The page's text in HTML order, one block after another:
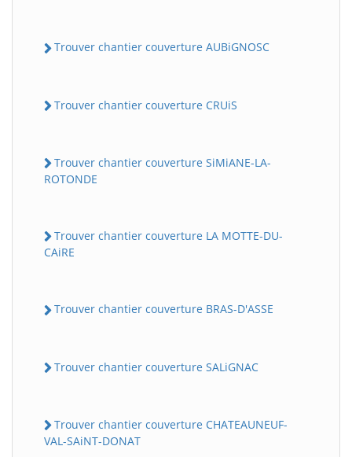
Trouver chantier couverture AUBiGNOSC
Trouver chantier couverture CRUiS
Trouver chantier couverture SiMiANE-LA-
ROTONDE
Trouver chantier couverture LA MOTTE-DU-
CAiRE
Trouver chantier couverture BRAS-D'ASSE
Trouver chantier couverture SALiGNAC
Trouver chantier couverture CHATEAUNEUF-
VAL-SAiNT-DONAT